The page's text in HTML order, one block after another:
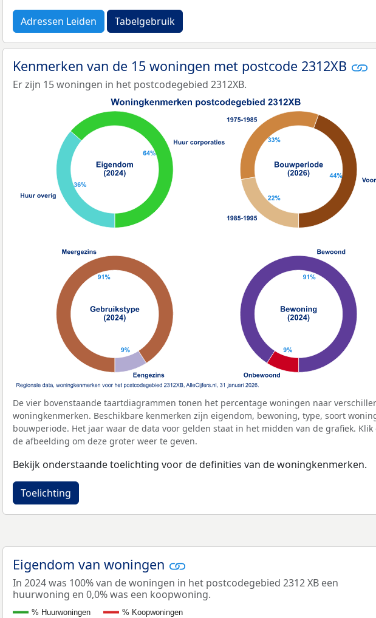
Adressen Leiden Tabelgebruik
Kenmerken van de 15 woningen met postcode 2312XB
Er zijn 15 woningen in het postcodegebied 2312XB.
De vier bovenstaande taartdiagrammen tonen het percentage woningen naar
woningkenmerken. Beschikbare kenmerken zijn eigendom, bewoning, type, soort
bouwperiode. Het jaar waar de data voor gelden staat in het midden van de grafiek. Klik
de afbeelding om deze groter weer te geven.
Bekijk onderstaande toelichting voor de definities van de woningkenmerken.
Toelichting
Eigendom van woningen
In 2024 was 100% van de woningen in het postcodegebied 2312 XB een
huurwoning en 0,0% was een koopwoning.
% Huurwoningen % Koopwoningen